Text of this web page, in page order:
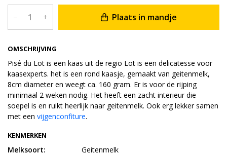
OMSCHRIJVING
Pisé du Lot is een kaas uit de regio Lot is een delicatesse voor
kaasexperts. het is een rond kaasje, gemaakt van geitenmelk,
8cm diameter en weegt ca. 160 gram. Er is voor de rijping
minimaal 2 weken nodig. Het heeft een zacht interieur die
soepel is en ruikt heerlijk naar geitenmelk. Ook erg lekker samen
met een vijgenconfiture.
– + Plaats in mandje
KENMERKEN
Melksoort:
Geitenmelk